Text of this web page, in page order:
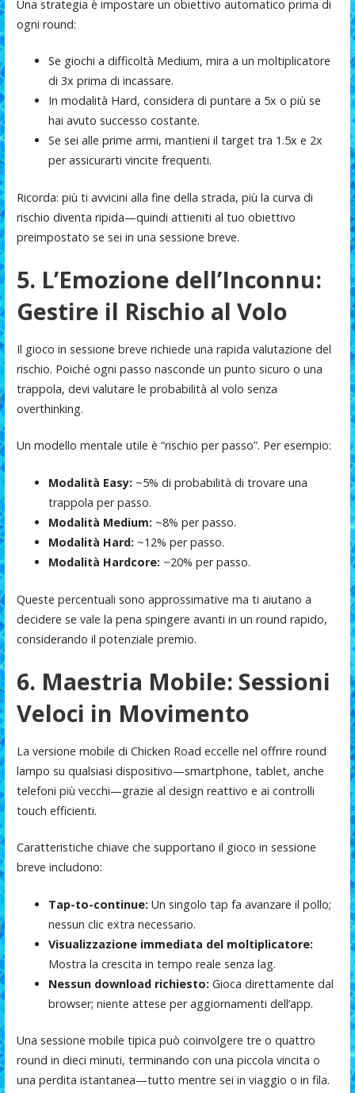
Una strategia è impostare un obiettivo automatico prima di
ogni round:
Se giochi a difficoltà Medium, mira a un moltiplicatore
di 3x prima di incassare.
In modalità Hard, considera di puntare a 5x o più se
hai avuto successo costante.
Se sei alle prime armi, mantieni il target tra 1.5x e 2x
per assicurarti vincite frequenti.
Ricorda: più ti avvicini alla fine della strada, più la curva di
rischio diventa ripida—quindi attieniti al tuo obiettivo
preimpostato se sei in una sessione breve.
5. L’Emozione dell’Inconnu:
Gestire il Rischio al Volo
Il gioco in sessione breve richiede una rapida valutazione del
rischio. Poiché ogni passo nasconde un punto sicuro o una
trappola, devi valutare le probabilità al volo senza
overthinking.
Un modello mentale utile è “rischio per passo”. Per esempio:
Modalità Easy: ~5% di probabilità di trovare una
trappola per passo.
Modalità Medium: ~8% per passo.
Modalità Hard: ~12% per passo.
Modalità Hardcore: ~20% per passo.
Queste percentuali sono approssimative ma ti aiutano a
decidere se vale la pena spingere avanti in un round rapido,
considerando il potenziale premio.
6. Maestria Mobile: Sessioni
Veloci in Movimento
La versione mobile di Chicken Road eccelle nel offrire round
lampo su qualsiasi dispositivo—smartphone, tablet, anche
telefoni più vecchi—grazie al design reattivo e ai controlli
touch efficienti.
Caratteristiche chiave che supportano il gioco in sessione
breve includono:
Tap-to-continue: Un singolo tap fa avanzare il pollo;
nessun clic extra necessario.
Visualizzazione immediata del moltiplicatore:
Mostra la crescita in tempo reale senza lag.
Nessun download richiesto: Gioca direttamente dal
browser; niente attese per aggiornamenti dell’app.
Una sessione mobile tipica può coinvolgere tre o quattro
round in dieci minuti, terminando con una piccola vincita o
una perdita istantanea—tutto mentre sei in viaggio o in fila.